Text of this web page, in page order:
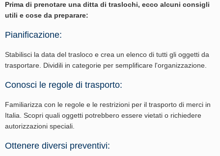
Prima di prenotare una ditta di traslochi, ecco alcuni consigli
utili e cose da preparare:
Pianificazione:
Stabilisci la data del trasloco e crea un elenco di tutti gli oggetti da
trasportare. Dividili in categorie per semplificare l'organizzazione.
Conosci le regole di trasporto:
Familiarizza con le regole e le restrizioni per il trasporto di merci in
Italia. Scopri quali oggetti potrebbero essere vietati o richiedere
autorizzazioni speciali.
Ottenere diversi preventivi: